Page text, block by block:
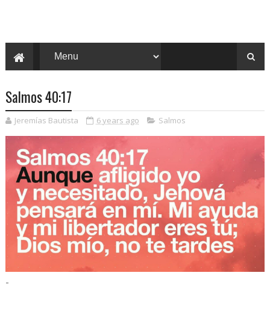
Salmos 40:17
Jeremías Bautista 6 years ago Salmos
-